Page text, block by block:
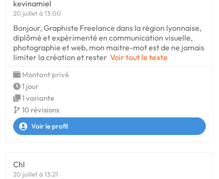
kevinamiel
20 juillet à 13:00
Bonjour, Graphiste Freelance dans la région lyonnaise,
diplômé et expérimenté en communication visuelle,
photographie et web, mon maitre-mot est de ne jamais
limiter la création et rester Voir tout le texte
Montant privé
1 jour
1 variante
10 révisions
Voir le profil
Chl
20 juillet à 13:21